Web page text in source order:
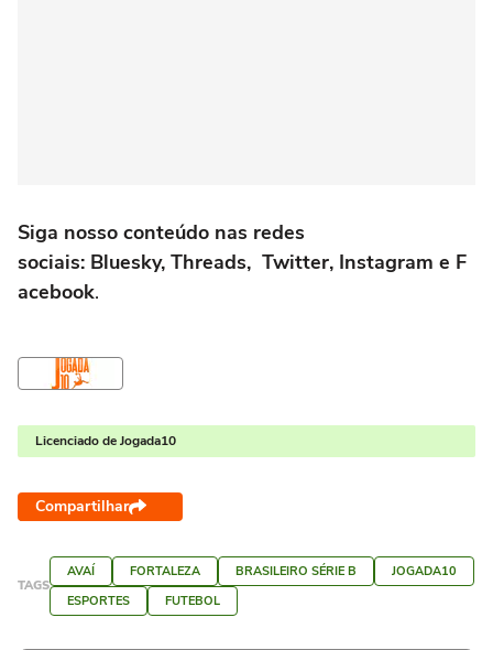
Siga nosso conteúdo nas redes
sociais: Bluesky, Threads, Twitter, Instagram e F
acebook.
Licenciado de Jogada10
Compartilhar
TAGS
AVAÍ FORTALEZA BRASILEIRO SÉRIE B
JOGADA10
ESPORTES
FUTEBOL